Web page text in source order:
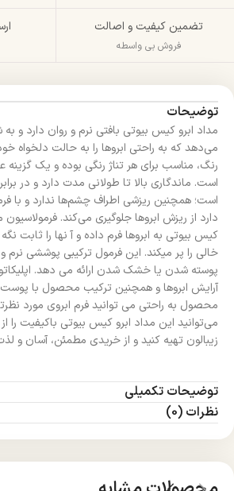
تضمین کیفیت و اصالت
فروش بی واسطه
توضیحات
مداد ابرو کیس بیوتی بافتی نرم و روان دارد و به
می‌دهد که به راحتی ابرو‌ها را به حالت دلخواه
رنگ، مناسب برای هر تناژ رنگی بوده و یک گزینه
است. ماندگاری بالا تا طولانی مدت دارد و در
است؛ همچنین ریزشی اطراف چشم‌ها ندارد و با
دارد از ریزش ابروها جلوگیری می‌کند.
کیس بیوتی به ابروها فرم داده و آ نها را ثابت
خالی را پر میکند. این فرمول ترکیبی پوششی
پوسته شدن یا خشک شدن ارائه می دهد.
آرایش ابروها و همچنین ترکیب محصول با
محصول به راحتی می توانید فرم ابروی مورد
می‌توانید این مداد ابرو کیس بیوتی باکیفیت را از
زیبالون تهیه کنید و از خریدی مطمئن، آسان و
توضیحات تکمیلی
نظرات (0)